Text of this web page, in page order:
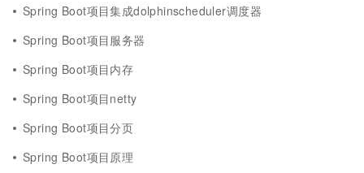
Spring Boot项目集成dolphinscheduler调度器
Spring Boot项目服务器
Spring Boot项目内存
Spring Boot项目netty
Spring Boot项目分页
Spring Boot项目原理